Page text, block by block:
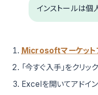
インストールは個
Microsoftマーケット
「今すぐ入手」をクリック
Excelを開いてアドイ